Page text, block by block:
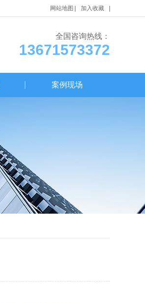
网站地图 加入收藏
全国咨询热线：
13671573372
案例现场